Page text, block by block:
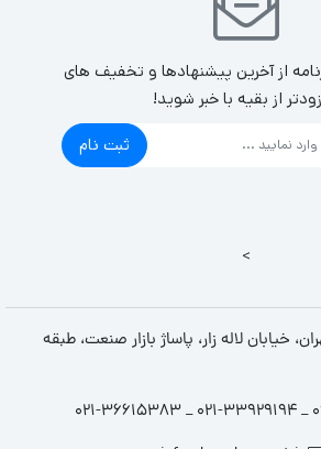
از آخرین پیشنهادها و تخفیف های
از بقیه با خبر شوید!
ثبت نام
>
خیابان لاله زار، پاساژ بازار صنعت، طبقه